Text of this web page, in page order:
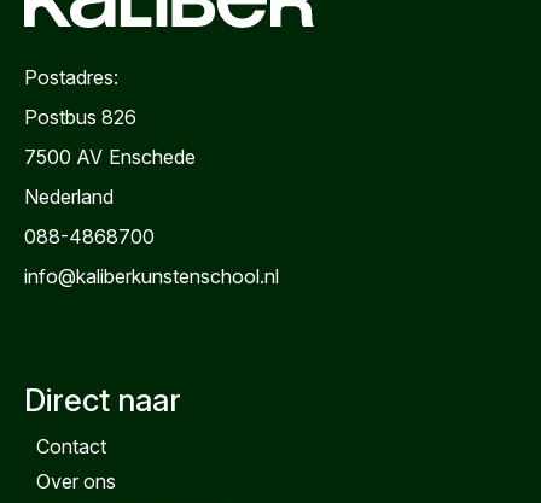
Postadres:
Postbus 826
7500 AV Enschede
Nederland
088-4868700
info@kaliberkunstenschool.nl
Direct naar
Contact
Over ons